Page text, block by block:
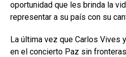
oportunidad que les brinda la
representar a su país con su
La última vez que Carlos Vives
en el concierto Paz sin